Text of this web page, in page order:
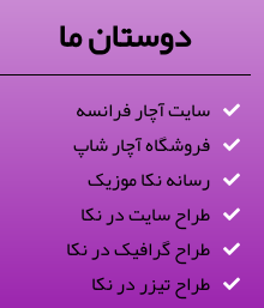
دوستان ما
سایت آچار فرانسه
فروشگاه آچار شاپ
رسانه نکا موزیک
طراح سایت در نکا
طراح گرافیک در نکا
طراح تیزر در نکا